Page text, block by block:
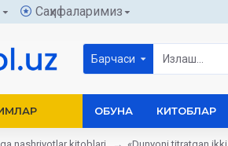
Саҳифаларимиз
Барчаси
ОБУНА КИТОБЛАР